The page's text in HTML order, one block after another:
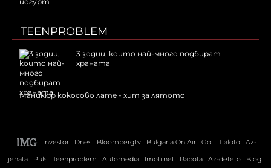
TEENPROBLEM
3 зодии, които най-много подбират
храната
Маникюр кокосово лате - хит за лятото
Investor Dnes Bloombergtv Bulgaria On Air Gol Tialoto
Az-
jenata
Puls Teenproblem Automedia Imoti.net Rabota Az-deteto Blog